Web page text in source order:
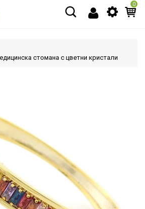
0
стомана с цветни кристали